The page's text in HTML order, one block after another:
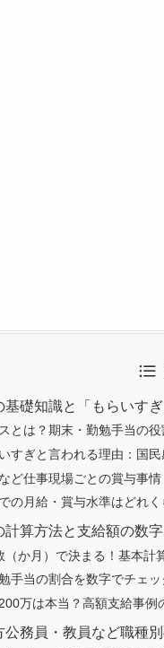
基礎知識と「もらいす
とは？期末・勤勉手当の
すぎと言われる理由：国
ど仕事現場ごとの賞与事情
の月給・賞与水準はどれく
計算方法と支給額の数
（か月）で決まる！基本計
手当の割合を数字でチェッ
万は本当？高額支給事例
公務員・教員など職種